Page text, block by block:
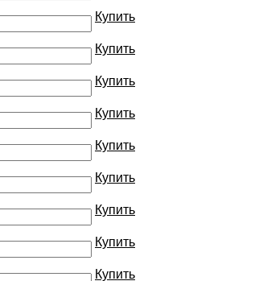
Купить
Купить
Купить
Купить
Купить
Купить
Купить
Купить
Купить